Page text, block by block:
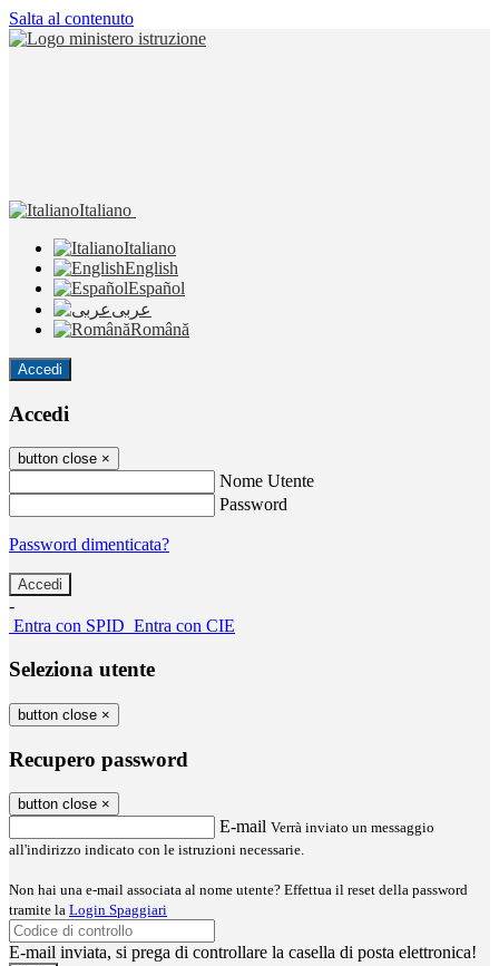
Salta al contenuto
Italiano
Italiano
English
Español
عربى
Română
Accedi
Accedi
button close ×
Nome Utente
Password
Password dimenticata?
-
Entra con SPID Entra con CIE
Seleziona utente
button close ×
Recupero password
button close ×
E-mail Verrà inviato un messaggio
all'indirizzo indicato con le istruzioni necessarie.
Non hai una e-mail associata al nome utente? Effettua il reset della password
tramite la Login Spaggiari
E-mail inviata, si prega di controllare la casella di posta elettronica!